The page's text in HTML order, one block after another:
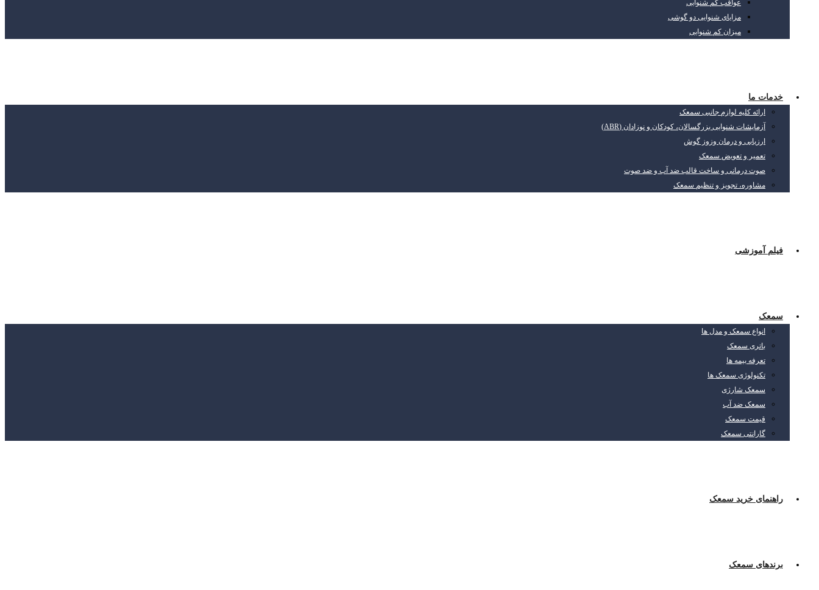
عواقب کم شنوایی
مزایای شنوایی دو گوشی
میزان کم شنوایی
خدمات ما
ارائه کلیه لوازم جانبی سمعک
آزمایشات شنوایی بزرگسالان، کودکان و نوزادان (ABR)
ارزیابی و درمان وزوز گوش
تعمیر و تعویض سمعک
صوت درمانی و ساخت قالب ضد آب و ضد صوت
مشاوره، تجویز و تنظیم سمعک
فیلم آموزشی
سمعک
انواع سمعک و مدل ها
باتری سمعک
تعرفه بیمه ها
تکنولوژی سمعک ها
سمعک شارژی
سمعک ضد آب
قیمت سمعک
گارانتی سمعک
راهنمای خرید سمعک
برندهای سمعک